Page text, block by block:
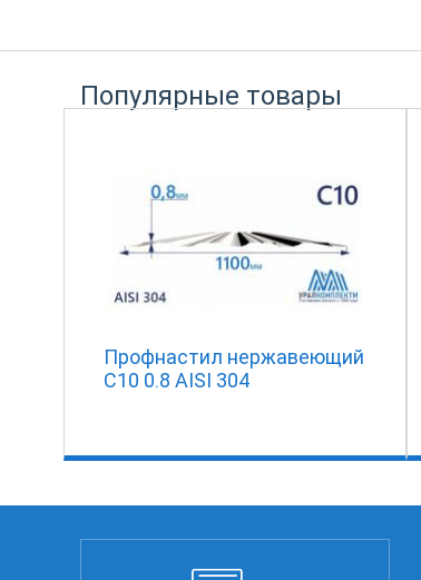
Популярные товары
Профнастил нержавеющий
С10 0.8 AISI 304